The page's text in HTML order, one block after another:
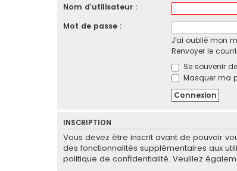
Nom d’utilisateur :
Mot de passe :
J’ai oublié mon
Renvoyer le
Se souvenir
Masquer ma
INSCRIPTION
Vous devez être inscrit avant de pouvoir
des fonctionnalités supplémentaires aux
politique de confidentialité. Veuillez